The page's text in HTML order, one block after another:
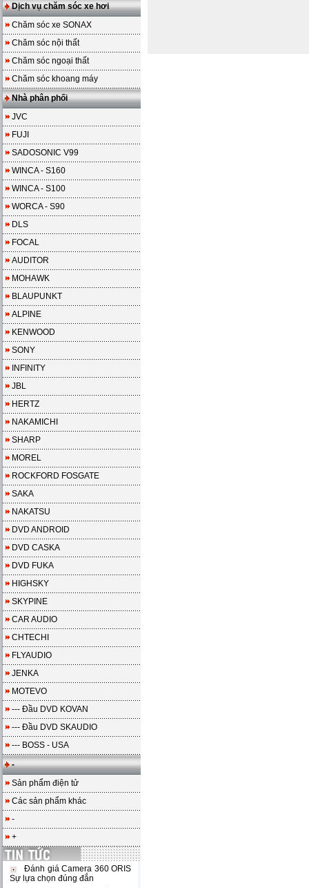
Dịch vụ chăm sóc xe hơi
Chăm sóc xe SONAX
Chăm sóc nội thất
Chăm sóc ngoại thất
Chăm sóc khoang máy
Nhà phân phối
JVC
FUJI
SADOSONIC V99
WINCA - S160
WINCA - S100
WORCA - S90
DLS
FOCAL
AUDITOR
MOHAWK
BLAUPUNKT
ALPINE
KENWOOD
SONY
INFINITY
JBL
HERTZ
NAKAMICHI
SHARP
MOREL
ROCKFORD FOSGATE
SAKA
NAKATSU
DVD ANDROID
DVD CASKA
DVD FUKA
HIGHSKY
SKYPINE
CAR AUDIO
CHTECHI
FLYAUDIO
JENKA
MOTEVO
--- Đầu DVD KOVAN
--- Đầu DVD SKAUDIO
--- BOSS - USA
-
Sản phẩm điện tử
Các sản phẩm khác
-
+
Đánh giá Camera 360 ORIS
Sự lựa chọn đúng đắn